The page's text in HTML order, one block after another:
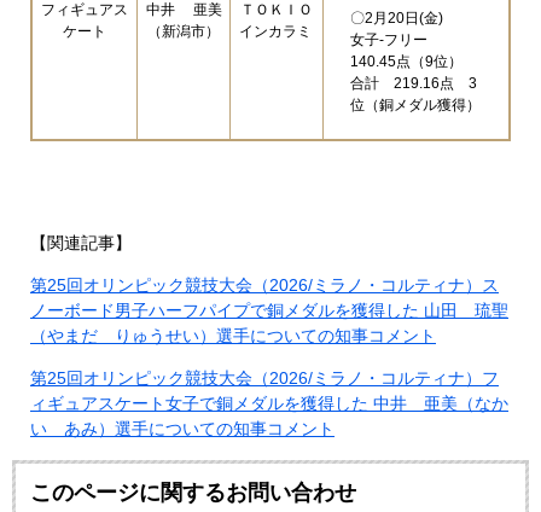
フィギュアス
ケート
中井 亜美
（新潟市）
ＴＯＫＩＯ
インカラミ​
〇2月20日(金)
女子-フリー
140.45点（9位）
合計 219.16点 3
位（銅メダル獲得）
【関連記事】
第25回オリンピック競技大会（2026/ミラノ・コルティナ）ス
ノーボード男子ハーフパイプで銅メダルを獲得した 山田 琉聖
（やまだ りゅうせい）選手についての知事コメント
第25回オリンピック競技大会（2026/ミラノ・コルティナ）フ
ィギュアスケート女子で銅メダルを獲得した 中井 亜美（なか
い あみ）選手についての知事コメント
このページに関するお問い合わせ